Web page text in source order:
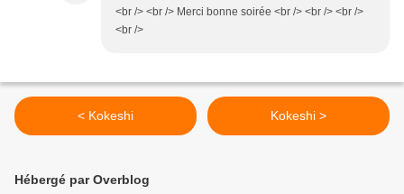
<br /> <br /> Merci bonne soirée <br /> <br /> <br />
<br />
< Kokeshi Kokeshi >
Hébergé par Overblog